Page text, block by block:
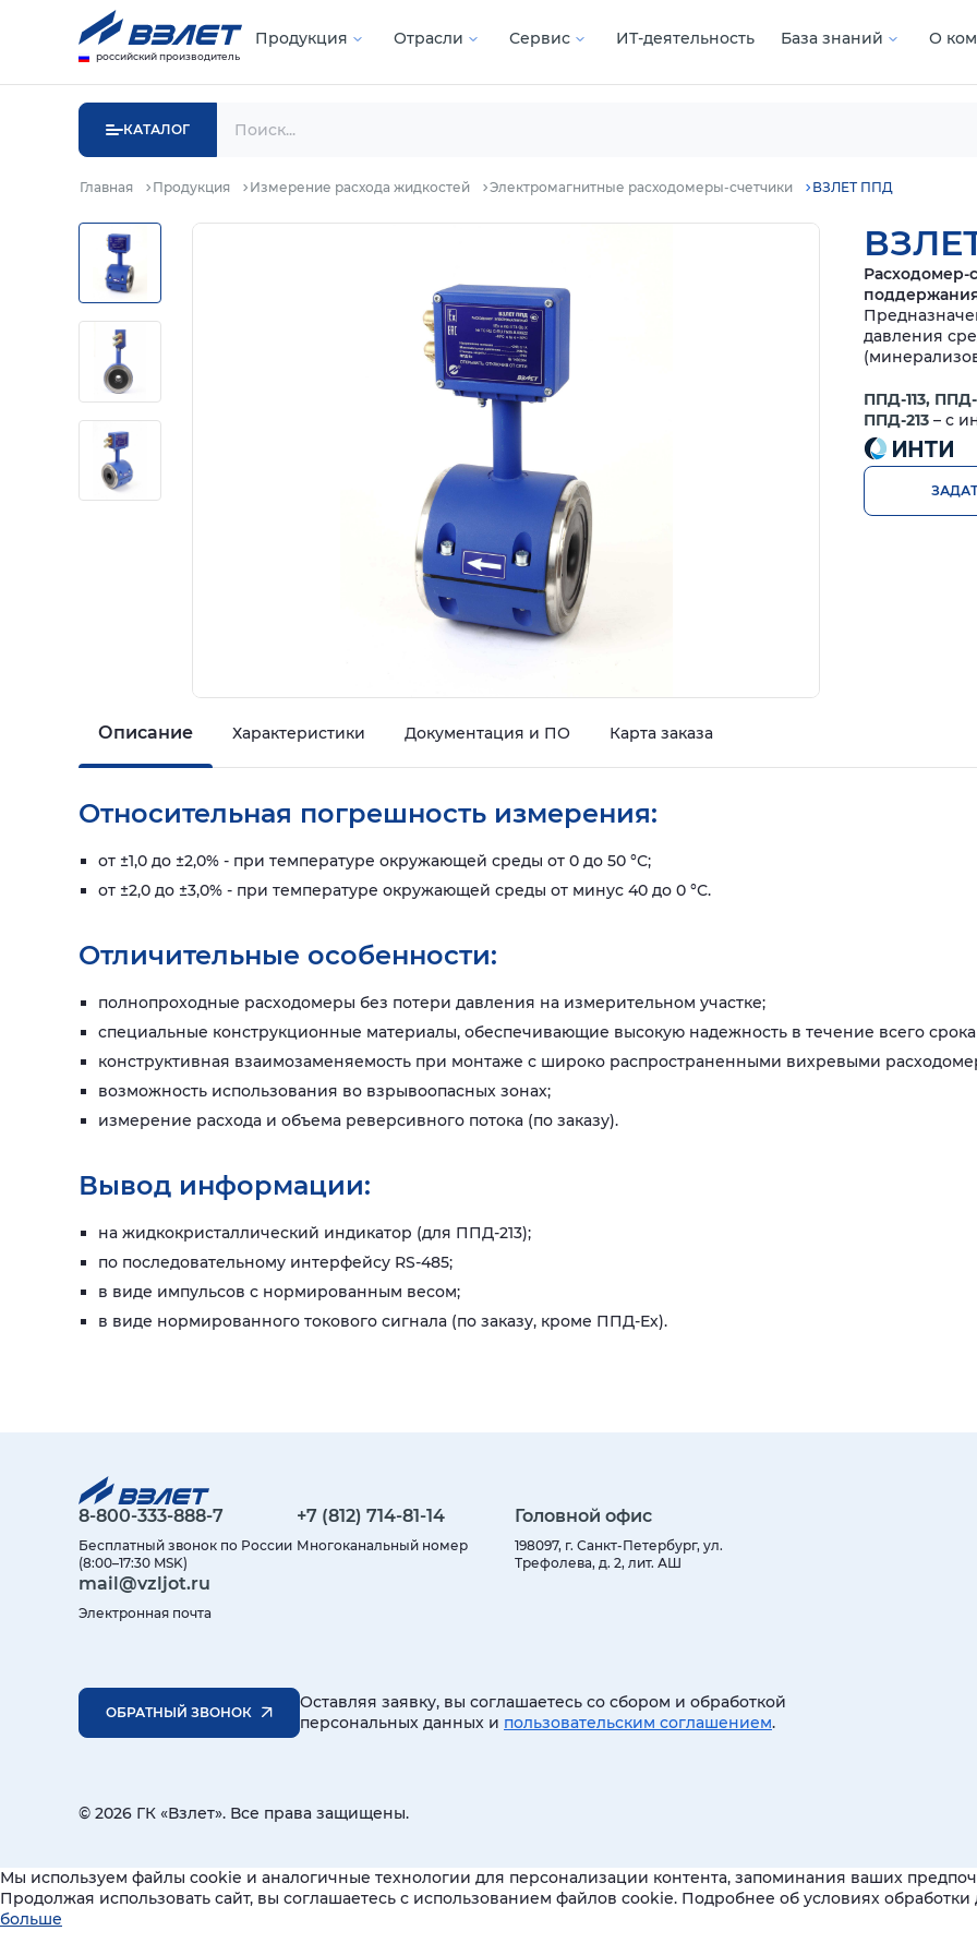
российский производитель
Продукция Отрасли Сервис ИТ-деятельность База знаний О
КАТАЛОГ
Главная Продукция Измерение расхода жидкостей Электромагнитные расходомеры-счетчики ВЗЛЕТ ППД
Расходомер-
давления
ППД-113,
ППД-213 – с
Описание Характеристики Документация и ПО Карта заказа
Относительная погрешность измерения:
от ±1,0 до ±2,0% - при температуре окружающей среды от 0 до 50 °С;
от ±2,0 до ±3,0% - при температуре окружающей среды от минус 40 до 0 °С.
Отличительные особенности:
полнопроходные расходомеры без потери давления на измерительном участке;
специальные конструкционные материалы, обеспечивающие высокую надежность в течение всего срока
конструктивная взаимозаменяемость при монтаже с широко распространенными вихревыми
возможность использования во взрывоопасных зонах;
измерение расхода и объема реверсивного потока (по заказу).
Вывод информации:
на жидкокристаллический индикатор (для ППД-213);
по последовательному интерфейсу RS-485;
в виде импульсов с нормированным весом;
в виде нормированного токового сигнала (по заказу, кроме ППД-Ех).
8-800-333-888-7
Бесплатный звонок по России
(8:00–17:30 MSK)
+7 (812) 714-81-14
Многоканальный номер
Головной офис
198097, г. Санкт-Петербург, ул.
Трефолева, д. 2, лит. АШ
mail@vzljot.ru
Электронная почта
ОБРАТНЫЙ ЗВОНОК
Оставляя заявку, вы соглашаетесь со сбором и обработкой
персональных данных и пользовательским соглашением.
© 2026 ГК «Взлет». Все права защищены.
Мы используем файлы cookie и аналогичные технологии для персонализации контента, запоминания ваших
Продолжая использовать сайт, вы соглашаетесь с использованием файлов cookie. Подробнее об условиях
больше